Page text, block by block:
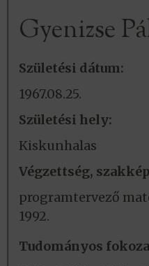
Gyenizse
Születési dátum:
1967.08.25.
Születési hely:
Kiskunhalas
Végzettség,
programtervező
1992.
Tudományos